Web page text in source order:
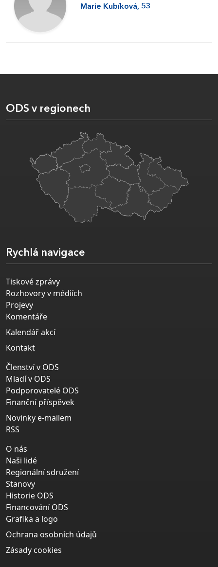
Marie Kubíková, 53
ODS v regionech
Rychlá navigace
Tiskové zprávy
Rozhovory v médiích
Projevy
Komentáře
Kalendář akcí
Kontakt
Členství v ODS
Mladí v ODS
Podporovatelé ODS
Finanční příspěvek
Novinky e-mailem
RSS
O nás
Naši lidé
Regionální sdružení
Stanovy
Historie ODS
Financování ODS
Grafika a logo
Ochrana osobních údajů
Zásady cookies